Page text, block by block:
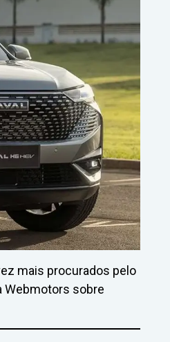
mais procurados pelo
Webmotors sobre